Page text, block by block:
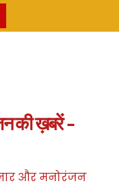
की ख़बरें -
और मनोरंजन